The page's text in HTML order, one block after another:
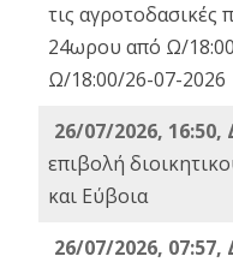
τις αγροτοδασικές
24ωρου από Ω/
Ω/18:00/26-07-2026
26/07/2026, 16:50,
επιβολή
και Εύβοια
26/07/2026, 07:57,